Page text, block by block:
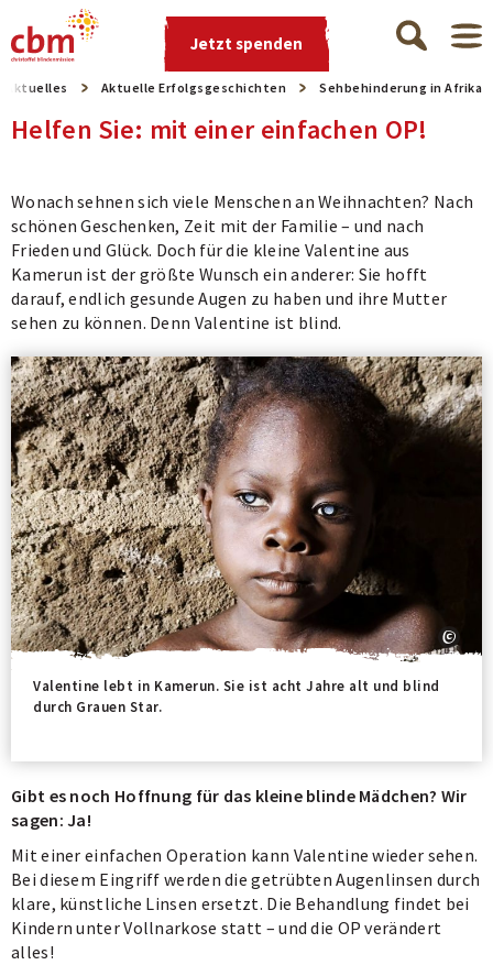
Jetzt spenden
Aktuelles Aktuelle Erfolgsgeschichten Sehbehinderung in Afrika
Helfen Sie: mit einer einfachen OP!
Wonach sehnen sich viele Menschen an Weihnachten? Nach
schönen Geschenken, Zeit mit der Familie – und nach
Frieden und Glück. Doch für die kleine Valentine aus
Kamerun ist der größte Wunsch ein anderer: Sie hofft
darauf, endlich gesunde Augen zu haben und ihre Mutter
sehen zu können. Denn Valentine ist blind.
Valentine lebt in Kamerun. Sie ist acht Jahre alt und blind
durch Grauen Star.
Gibt es noch Hoffnung für das kleine blinde Mädchen? Wir
sagen: Ja!
Mit einer einfachen Operation kann Valentine wieder sehen.
Bei diesem Eingriff werden die getrübten Augenlinsen durch
klare, künstliche Linsen ersetzt. Die Behandlung findet bei
Kindern unter Vollnarkose statt – und die OP verändert
alles!